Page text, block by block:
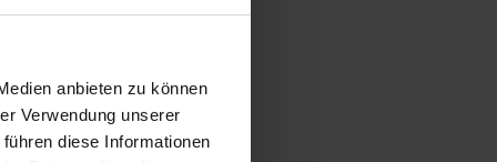
anbieten zu können
Verwendung unserer
diese Informationen
&
Charlotte